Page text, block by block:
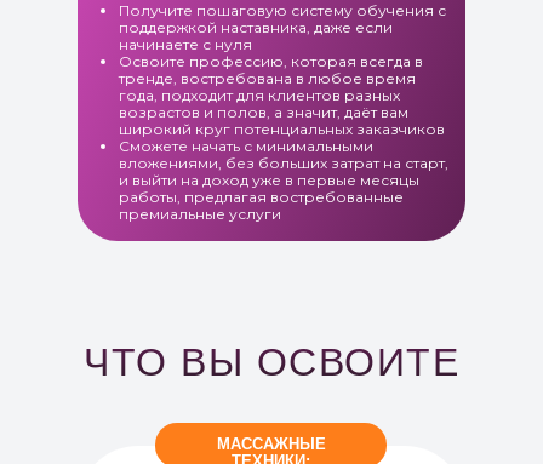
Получите пошаговую систему обучения с
поддержкой наставника, даже если
начинаете с нуля
Освоите профессию, которая всегда в
тренде, востребована в любое время
года, подходит для клиентов разных
возрастов и полов, а значит, даёт вам
широкий круг потенциальных заказчиков
Сможете начать с минимальными
вложениями, без больших затрат на старт,
и выйти на доход уже в первые месяцы
работы, предлагая востребованные
премиальные услуги
ЧТО ВЫ ОСВОИТЕ
МАССАЖНЫЕ